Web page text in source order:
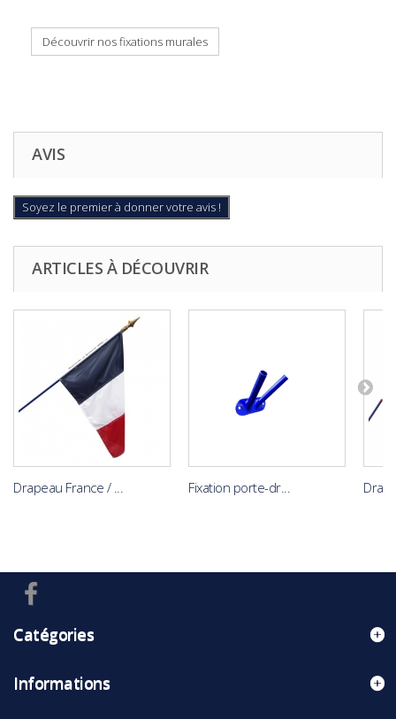
Découvrir nos fixations murales
AVIS
Soyez le premier à donner votre avis !
ARTICLES À DÉCOUVRIR
Drapeau France / ... Fixation porte-dr...
Catégories
Informations